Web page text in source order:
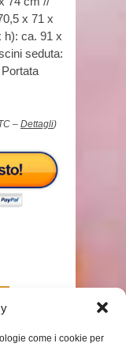
come i cookie per
x 71 x
h): ca. 91 x
seduta:
– Dettagli)